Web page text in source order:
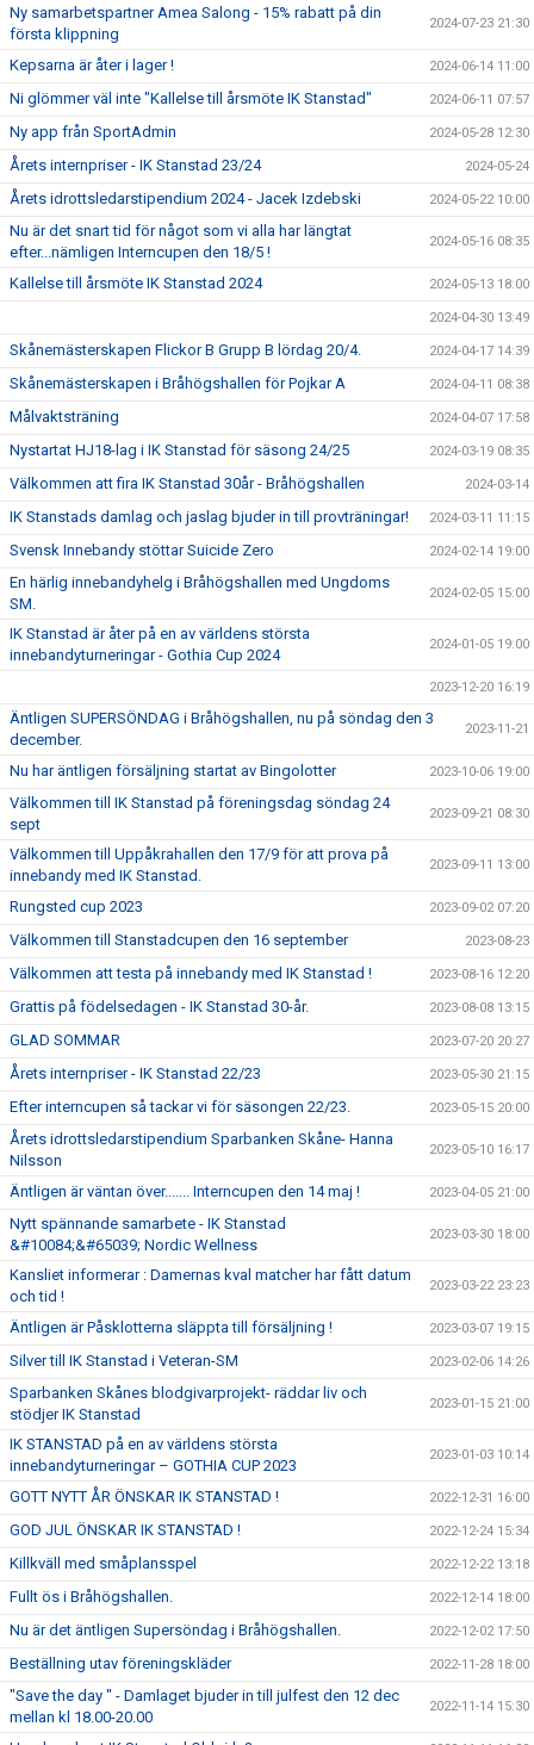
Ny samarbetspartner Amea Salong - 15% rabatt på din
första klippning
2024-07-23 21:30
Kepsarna är åter i lager ! 2024-06-14 11:00
Ni glömmer väl inte "Kallelse till årsmöte IK Stanstad" 2024-06-11 07:57
Ny app från SportAdmin 2024-05-28 12:30
Årets internpriser - IK Stanstad 23/24 2024-05-24
Årets idrottsledarstipendium 2024 - Jacek Izdebski 2024-05-22 10:00
Nu är det snart tid för något som vi alla har längtat
efter...nämligen Interncupen den 18/5 !
2024-05-16 08:35
Kallelse till årsmöte IK Stanstad 2024 2024-05-13 18:00
2024-04-30 13:49
Skånemästerskapen Flickor B Grupp B lördag 20/4. 2024-04-17 14:39
Skånemästerskapen i Bråhögshallen för Pojkar A 2024-04-11 08:38
Målvaktsträning 2024-04-07 17:58
Nystartat HJ18-lag i IK Stanstad för säsong 24/25 2024-03-19 08:35
Välkommen att fira IK Stanstad 30år - Bråhögshallen 2024-03-14
IK Stanstads damlag och jaslag bjuder in till provträningar! 2024-03-11 11:15
Svensk Innebandy stöttar Suicide Zero 2024-02-14 19:00
En härlig innebandyhelg i Bråhögshallen med Ungdoms
SM.
2024-02-05 15:00
IK Stanstad är åter på en av världens största
innebandyturneringar - Gothia Cup 2024
2024-01-05 19:00
2023-12-20 16:19
Äntligen SUPERSÖNDAG i Bråhögshallen, nu på söndag den 3
december.
2023-11-21
Nu har äntligen försäljning startat av Bingolotter 2023-10-06 19:00
Välkommen till IK Stanstad på föreningsdag söndag 24
sept
2023-09-21 08:30
Välkommen till Uppåkrahallen den 17/9 för att prova på
innebandy med IK Stanstad.
2023-09-11 13:00
Rungsted cup 2023 2023-09-02 07:20
Välkommen till Stanstadcupen den 16 september 2023-08-23
Välkommen att testa på innebandy med IK Stanstad ! 2023-08-16 12:20
Grattis på födelsedagen - IK Stanstad 30-år. 2023-08-08 13:15
GLAD SOMMAR 2023-07-20 20:27
Årets internpriser - IK Stanstad 22/23 2023-05-30 21:15
Efter interncupen så tackar vi för säsongen 22/23. 2023-05-15 20:00
Årets idrottsledarstipendium Sparbanken Skåne- Hanna
Nilsson
2023-05-10 16:17
Äntligen är väntan över....... Interncupen den 14 maj ! 2023-04-05 21:00
Nytt spännande samarbete - IK Stanstad
&#10084;&#65039; Nordic Wellness
2023-03-30 18:00
Kansliet informerar : Damernas kval matcher har fått datum
och tid !
2023-03-22 23:23
Äntligen är Påsklotterna släppta till försäljning ! 2023-03-07 19:15
Silver till IK Stanstad i Veteran-SM 2023-02-06 14:26
Sparbanken Skånes blodgivarprojekt- räddar liv och
stödjer IK Stanstad
2023-01-15 21:00
IK STANSTAD på en av världens största
innebandyturneringar – GOTHIA CUP 2023
2023-01-03 10:14
GOTT NYTT ÅR ÖNSKAR IK STANSTAD ! 2022-12-31 16:00
GOD JUL ÖNSKAR IK STANSTAD ! 2022-12-24 15:34
Killkväll med småplansspel 2022-12-22 13:18
Fullt ös i Bråhögshallen. 2022-12-14 18:00
Nu är det äntligen Supersöndag i Bråhögshallen. 2022-12-02 17:50
Beställning utav föreningskläder 2022-11-28 18:00
"Save the day " - Damlaget bjuder in till julfest den 12 dec
mellan kl 18.00-20.00
2022-11-14 15:30